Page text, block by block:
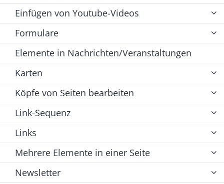
Einfügen von Youtube-Videos
Formulare
Elemente in Nachrichten/Veranstaltungen
Karten
Köpfe von Seiten bearbeiten
Link-Sequenz
Links
Mehrere Elemente in einer Seite
Newsletter